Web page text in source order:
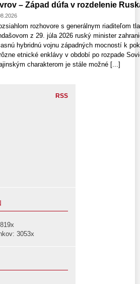
– Západ dúfa v rozdelenie
rozhovore s generálnym riaditeľom
z 29. júla 2026 ruský minister
hybridnú vojnu západných mocností k
etnické enklávy v období po rozpade
charakterom je stále možné [...]
RSS
3053x